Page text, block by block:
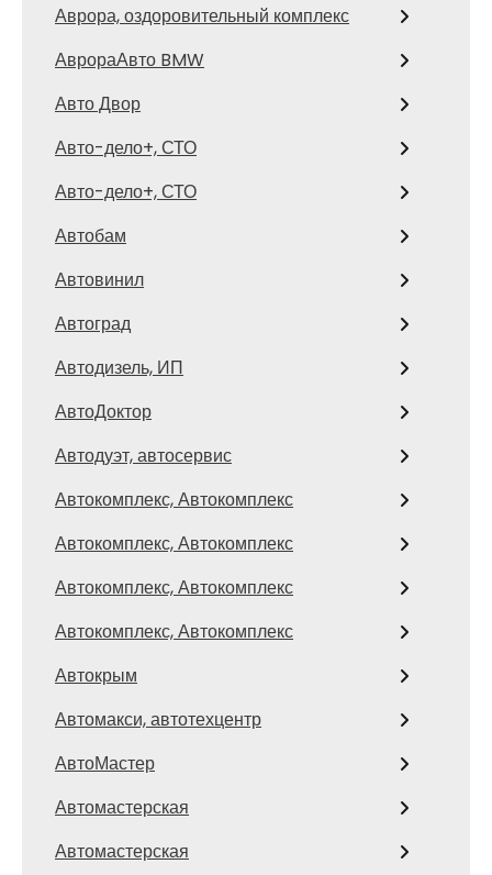
Аврора, оздоровительный комплекс
АврораАвто BMW
Авто Двор
Авто-дело+, СТО
Авто-дело+, СТО
Автобам
Автовинил
Автоград
Автодизель, ИП
АвтоДоктор
Автодуэт, автосервис
Автокомплекс, Автокомплекс
Автокомплекс, Автокомплекс
Автокомплекс, Автокомплекс
Автокомплекс, Автокомплекс
Автокрым
Автомакси, автотехцентр
АвтоМастер
Автомастерская
Автомастерская